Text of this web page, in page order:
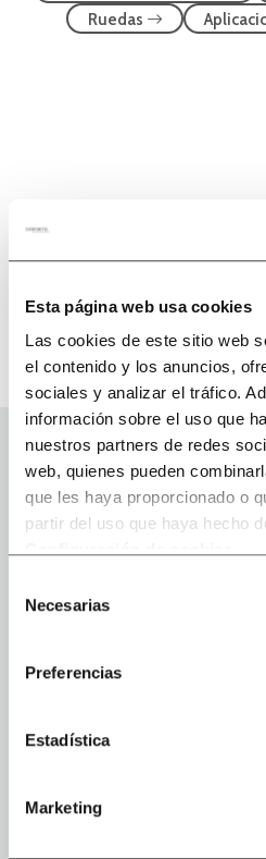
Esta página web usa cookies
Las cookies de este sitio web
el contenido y los anuncios,
sociales y analizar el tráfico.
información sobre el uso que
nuestros partners de redes
web, quienes pueden
que les haya proporcionado o
partir del uso que haya hecho
Necesarias
Preferencias
Estadística
Marketing
Ruedas
MENU
Somos Ecenarro
Qué hacemos
Blog